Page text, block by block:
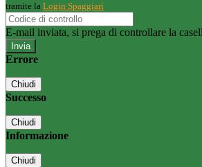
tramite la Login Spaggiari
E-mail inviata, si prega di controllare la
Errore
Chiudi
Successo
Chiudi
Informazione
Chiudi